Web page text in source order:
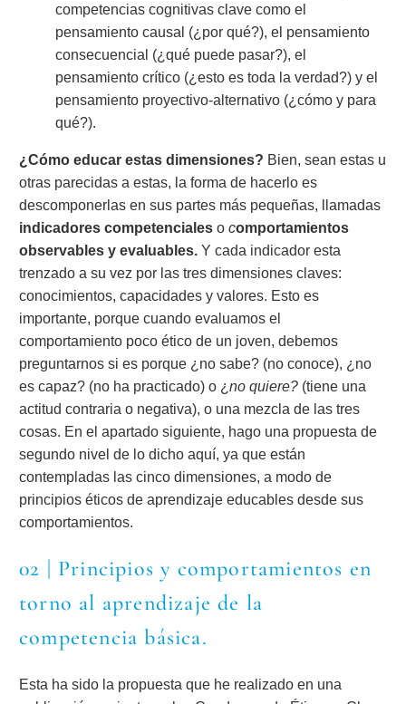
competencias cognitivas clave como el
pensamiento causal (¿por qué?), el pensamiento
consecuencial (¿qué puede pasar?), el
pensamiento crítico (¿esto es toda la verdad?) y el
pensamiento proyectivo-alternativo (¿cómo y para
qué?).
¿Cómo educar estas dimensiones? Bien, sean estas u
otras parecidas a estas, la forma de hacerlo es
descomponerlas en sus partes más pequeñas, llamadas
indicadores competenciales o comportamientos
observables y evaluables. Y cada indicador esta
trenzado a su vez por las tres dimensiones claves:
conocimientos, capacidades y valores. Esto es
importante, porque cuando evaluamos el
comportamiento poco ético de un joven, debemos
preguntarnos si es porque ¿no sabe? (no conoce), ¿no
es capaz? (no ha practicado) o ¿ no quiere? (tiene una
actitud contraria o negativa), o una mezcla de las tres
cosas. En el apartado siguiente, hago una propuesta de
segundo nivel de lo dicho aquí, ya que están
contempladas las cinco dimensiones, a modo de
principios éticos de aprendizaje educables desde sus
comportamientos.
02 | Principios y comportamientos en
torno al aprendizaje de la
competencia básica.
Esta ha sido la propuesta que he realizado en una